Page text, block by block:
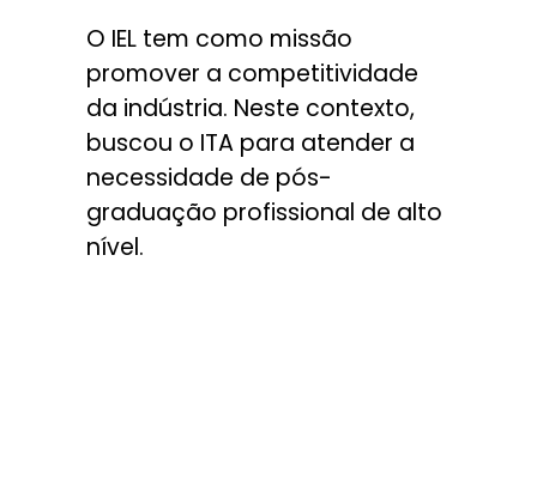
O IEL tem como missão
promover a competitividade
da indústria. Neste contexto,
buscou o ITA para atender a
necessidade de pós-
graduação profissional de alto
nível.